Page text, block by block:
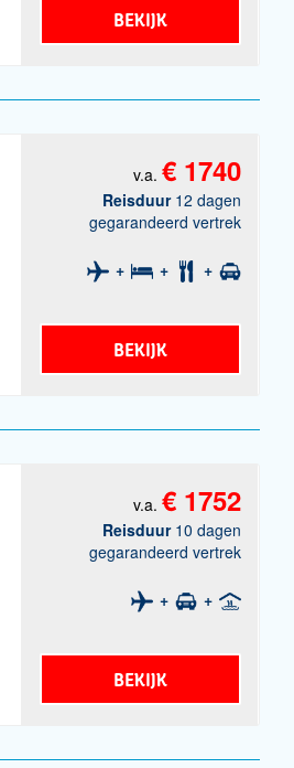
BEKIJK
v.a.€ 1740
Reisduur 12 dagen
gegarandeerd vertrek
BEKIJK
v.a.€ 1752
Reisduur 10 dagen
gegarandeerd vertrek
BEKIJK